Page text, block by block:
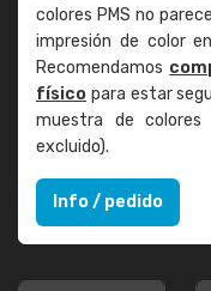
colores PMS no
impresión de color
Recomendamos
físico para estar
muestra de colores
excluido).
Info / pedido